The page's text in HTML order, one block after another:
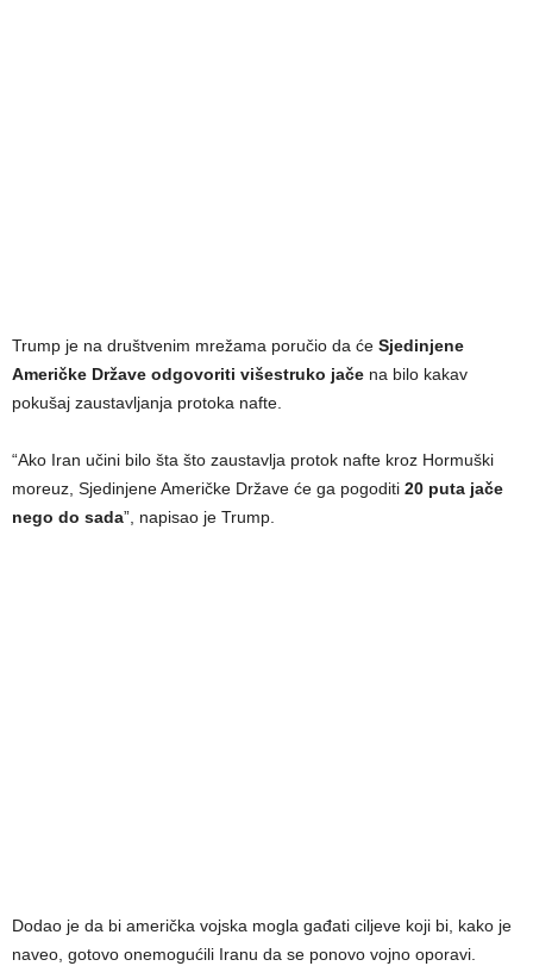
Trump je na društvenim mrežama poručio da će Sjedinjene
Američke Države odgovoriti višestruko jače na bilo kakav
pokušaj zaustavljanja protoka nafte.
“Ako Iran učini bilo šta što zaustavlja protok nafte kroz Hormuški
moreuz, Sjedinjene Američke Države će ga pogoditi 20 puta jače
nego do sada”, napisao je Trump.
Dodao je da bi američka vojska mogla gađati ciljeve koji bi, kako je
naveo, gotovo onemogućili Iranu da se ponovo vojno oporavi.